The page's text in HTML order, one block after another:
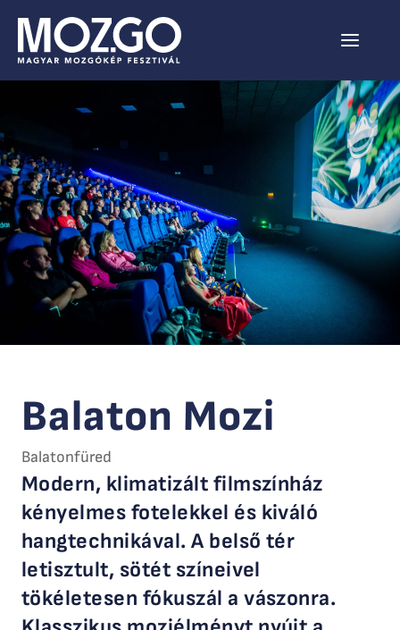
HÍREK
Balaton Mozi
Balatonfüred
Modern, klimatizált filmszínház
kényelmes fotelekkel és kiváló
hangtechnikával. A belső tér
letisztult, sötét színeivel
tökéletesen fókuszál a vászonra.